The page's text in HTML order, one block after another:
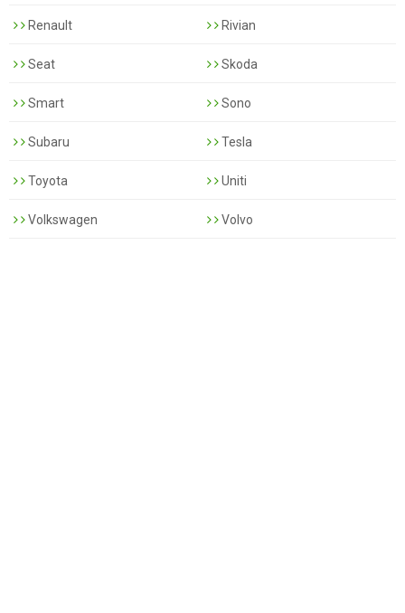
Renault Rivian
Seat Skoda
Smart Sono
Subaru Tesla
Toyota Uniti
Volkswagen Volvo